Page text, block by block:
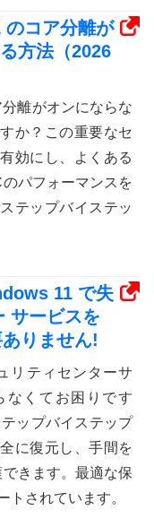
コア分離が
方法（2026
離がオンにならな
か？この重要なセ
効にし、よくある
パフォーマンスを
テップバイステッ
11 で失
サービスを
りません!
リティセンターサ
なくてお困りです
ップバイステップ
に復元し、手間を
きます。最適な保
トされています。